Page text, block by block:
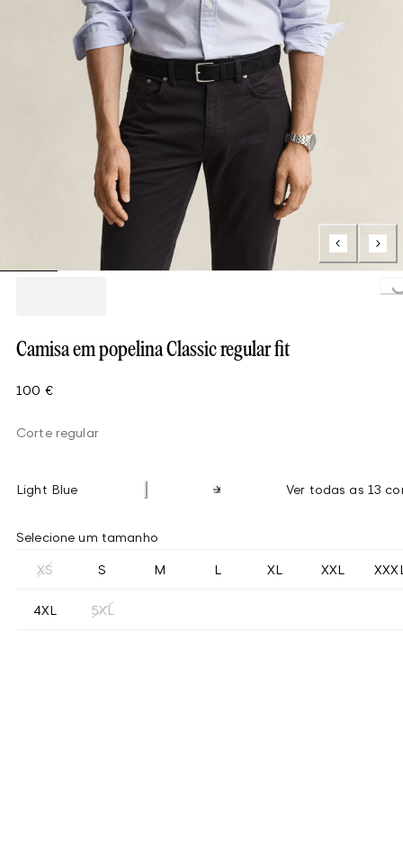
Camisa em popelina Classic regular fit
100 €
Corte regular
Light Blue Ver todas as 13
Selecione um tamanho
XS S M L XL XXL
4XL 5XL